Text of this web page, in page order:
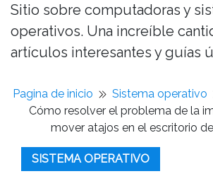
Sitio sobre computadoras y
operativos. Una increíble
artículos interesantes y guías
Pagina de inicio
Sistema operativo
Cómo resolver el problema de la
mover atajos en el escritorio
SISTEMA OPERATIVO